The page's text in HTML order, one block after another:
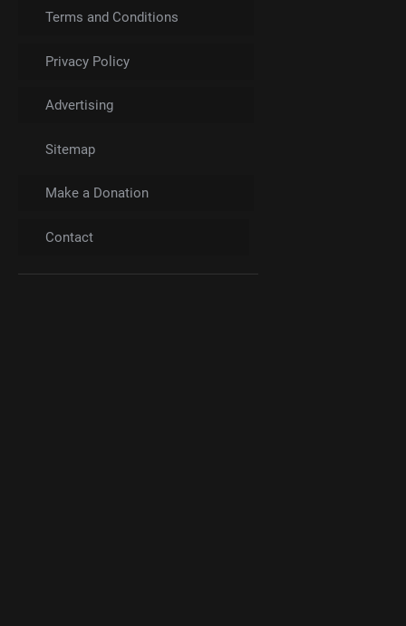
Terms and Conditions
Privacy Policy
Advertising
Sitemap
Make a Donation
Contact